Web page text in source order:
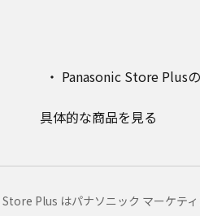
Panasonic Store Plus
具体的な商品を見る
Plus はパナソニック マーケテ